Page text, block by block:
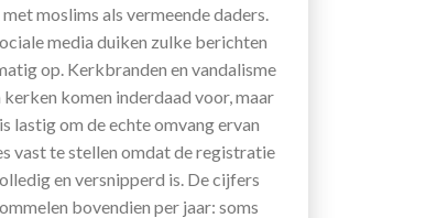
moslims als vermeende daders.
media duiken zulke berichten
op. Kerkbranden en vandalisme
kerken komen inderdaad voor, maar
lastig om de echte omvang ervan
vast te stellen omdat de registratie
en versnipperd is. De cijfers
bovendien per jaar: soms